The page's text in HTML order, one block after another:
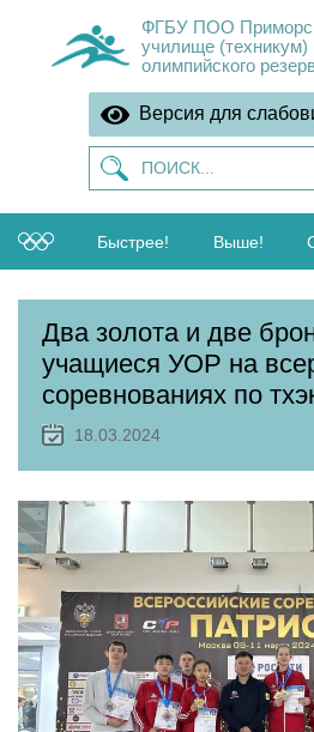
ФГБУ ПОО
училище (техникум)
олимпийского
Версия для
Быстрее! Выше!
Два золота и две
учащиеся УОР на
соревнованиях по
18.03.2024